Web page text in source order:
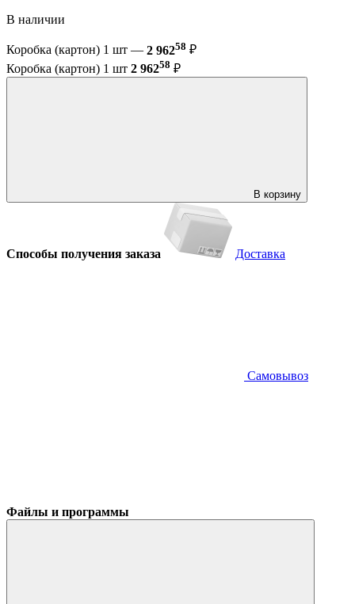
В наличии
Коробка (картон) 1 шт — 2 96258 ₽
Коробка (картон) 1 шт 2 96258 ₽
В корзину
Способы получения заказа Доставка
Самовывоз
Файлы и программы